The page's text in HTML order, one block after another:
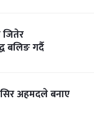
बलिङ गर्दै
अहमदले बनाए